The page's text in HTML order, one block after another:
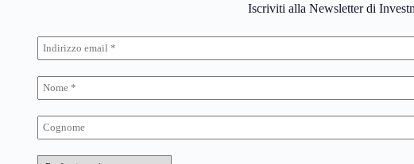
Iscriviti alla Newsletter di